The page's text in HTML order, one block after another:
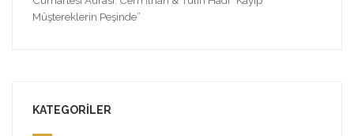
Müştereklerin Peşinde”
KATEGORILER